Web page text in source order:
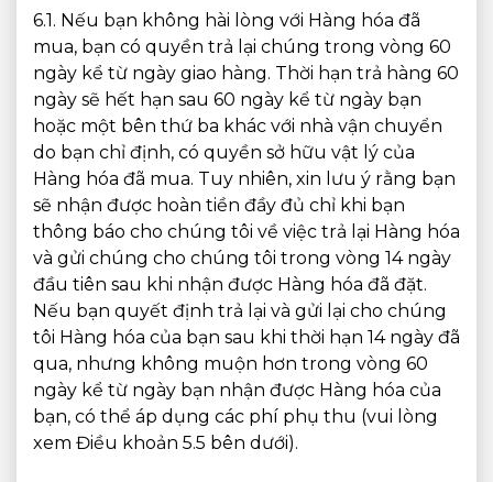
6.1. Nếu bạn không hài lòng với Hàng hóa đã
mua, bạn có quyền trả lại chúng trong vòng 60
ngày kể từ ngày giao hàng. Thời hạn trả hàng 60
ngày sẽ hết hạn sau 60 ngày kể từ ngày bạn
hoặc một bên thứ ba khác với nhà vận chuyển
do bạn chỉ định, có quyền sở hữu vật lý của
Hàng hóa đã mua. Tuy nhiên, xin lưu ý rằng bạn
sẽ nhận được hoàn tiền đầy đủ chỉ khi bạn
thông báo cho chúng tôi về việc trả lại Hàng hóa
và gửi chúng cho chúng tôi trong vòng 14 ngày
đầu tiên sau khi nhận được Hàng hóa đã đặt.
Nếu bạn quyết định trả lại và gửi lại cho chúng
tôi Hàng hóa của bạn sau khi thời hạn 14 ngày đã
qua, nhưng không muộn hơn trong vòng 60
ngày kể từ ngày bạn nhận được Hàng hóa của
bạn, có thể áp dụng các phí phụ thu (vui lòng
xem Điều khoản 5.5 bên dưới).